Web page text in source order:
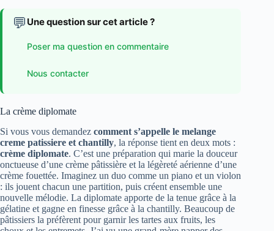
💬 Une question sur cet article ?
Poser ma question en commentaire
Nous contacter
La crème diplomate
Si vous vous demandez comment s’appelle le melange
creme patissiere et chantilly, la réponse tient en deux mots :
crème diplomate. C’est une préparation qui marie la douceur
onctueuse d’une crème pâtissière et la légèreté aérienne d’une
crème fouettée. Imaginez un duo comme un piano et un violon
: ils jouent chacun une partition, puis créent ensemble une
nouvelle mélodie. La diplomate apporte de la tenue grâce à la
gélatine et gagne en finesse grâce à la chantilly. Beaucoup de
pâtissiers la préfèrent pour garnir les tartes aux fruits, les